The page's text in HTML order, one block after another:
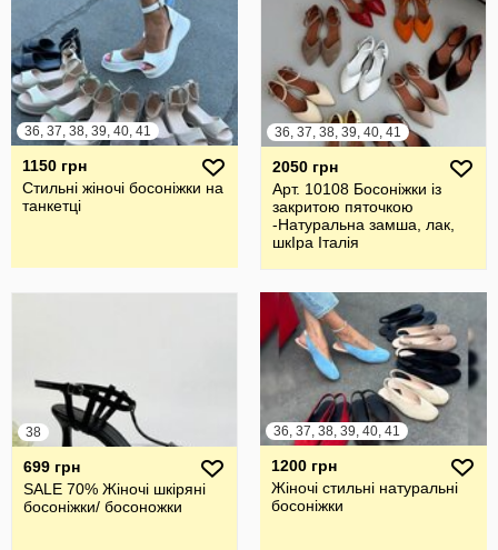
36, 37, 38, 39, 40, 41
1150 грн
Стильні жіночі босоніжки на
танкетці
36, 37, 38, 39, 40, 41
2050 грн
Арт. 10108 Босоніжки із
закритою пяточкою
-Натуральна замша, лак,
шкІра Італія
38
699 грн
SALE 70% Жіночі шкіряні
босоніжки/ босоножки
36, 37, 38, 39, 40, 41
1200 грн
Жіночі стильні натуральні
босоніжки